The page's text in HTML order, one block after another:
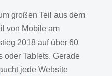
großen Teil aus dem
von Mobile am
2018 auf über 60
oder Tablets. Gerade
jede Website